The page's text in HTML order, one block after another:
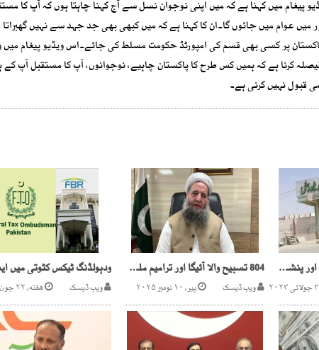
میں کہنا ہے کہ میں اپنی نوجوان نسل سے آج کہنا چاہتا ہوں کہ آپ کا
عوام میں جائوں گا۔ان کا کہنا ہے کہ میں کبھی بھی جد جہد سے نہیں
پر کسی بھی قسم کی امپورٹڈ حکومت مسلط کی جائے۔اس ویڈیو پیغام میں
کرنا ہے کہ ہمیں کس طرح کا پاکستان چاہیے، نوجوانوں، آپ کا مستقبل آپ کے
قبول نہیں کرنی ہے۔
جامعہ اردو میں تنخواہوں اور پنشن کی عدام ادائیگی ،اساتذہ منتظر 804 تسبیح والا آئیگا اور ترامیم ملیا میٹ ہوجائیں گی، سینیٹر نور الحق قادری
ویب ڈیسک پیر, ۱۰ نومبر ۲۰۲۵ ویب ڈیسک هفته, ۲۲ جون ۲۰۲۴